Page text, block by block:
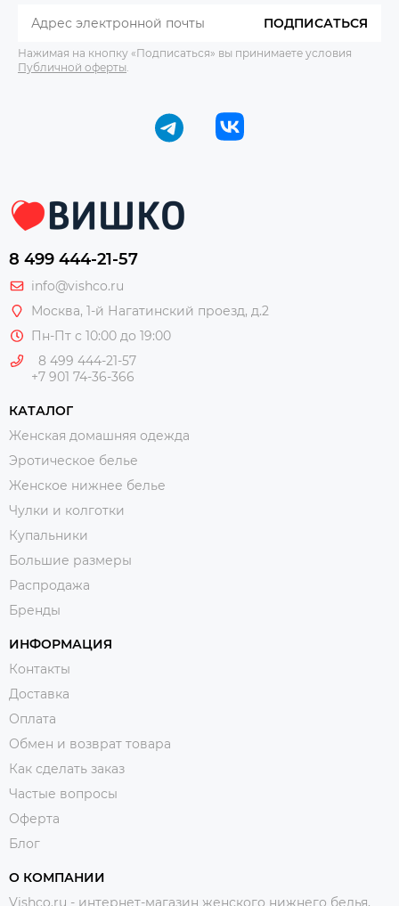
ПОДПИСАТЬСЯ
Нажимая на кнопку «Подписаться» вы принимаете условия
Публичной оферты
8 499 444-21-57
info@vishco.ru
Москва, 1-й Нагатинский проезд, д.2
Пн-Пт с 10:00 до 19:00
8 499 444-21-57
+7 901 74-36-366
КАТАЛОГ
Женская домашняя одежда
Эротическое белье
Женское нижнее белье
Чулки и колготки
Купальники
Большие размеры
Распродажа
Бренды
ИНФОРМАЦИЯ
Контакты
Доставка
Оплата
Обмен и возврат товара
Как сделать заказ
Частые вопросы
Оферта
Блог
О КОМПАНИИ
Vishco.ru - интернет-магазин женского нижнего белья,